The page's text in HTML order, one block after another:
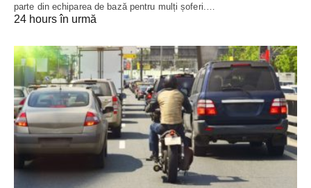
parte din echiparea de bază pentru mulți șoferi.…
24 hours în urmă